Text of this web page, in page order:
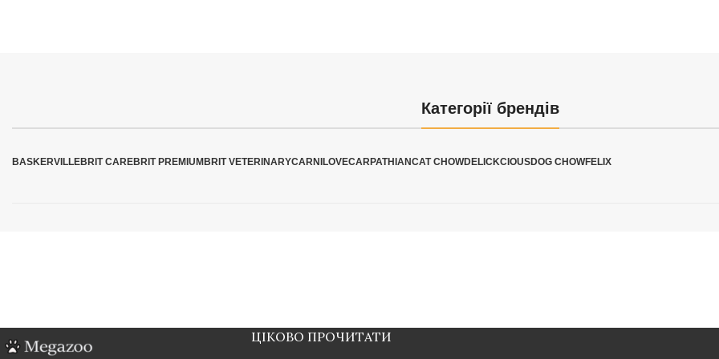
Категорії брендів
BASKERVILLEBRIT CAREBRIT PREMIUMBRIT VETERINARYCARNILOVECARPATHIANCAT CHOWDELICKCIOUSDOG CHOWFELIX
ЦІКОВО ПРОЧИТАТИ